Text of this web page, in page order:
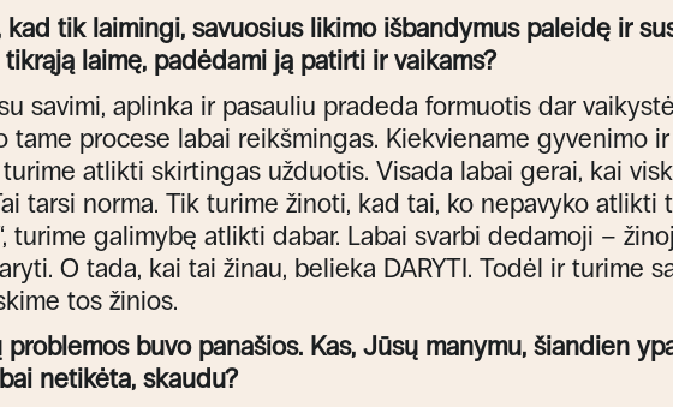
tik laimingi, savuosius likimo išbandymus paleidę ir
laimę, padėdami ją patirti ir vaikams?
savimi, aplinka ir pasauliu pradeda formuotis dar
tame procese labai reikšmingas. Kiekviename gyvenimo ir
atlikti skirtingas užduotis. Visada labai gerai, kai
tarsi norma. Tik turime žinoti, kad tai, ko nepavyko atlikti
turime galimybę atlikti dabar. Labai svarbi dedamoji –
O tada, kai tai žinau, belieka DARYTI. Todėl ir turime
tos žinios.
buvo panašios. Kas, Jūsų manymu, šiandien
netikėta, skaudu?